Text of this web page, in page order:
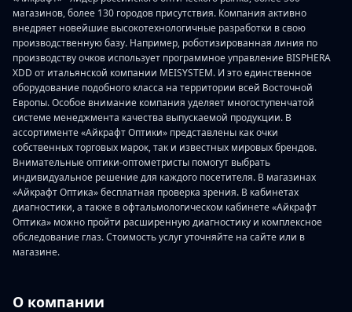
магазинов, более 130 городов присутствия. Компания активно
внедряет новейшие высокотехнологичные разработки в свою
производственную базу. Например, роботизированная линия по
производству очков использует программное управление BISPHERA
XDD от итальянской компании MEISYSTEM. И это единственное
оборудование подобного класса на территории всей Восточной
Европы. Особое внимание компания уделяет многоступенчатой
системе менеджмента качества выпускаемой продукции. В
ассортименте «Айкрафт Оптики» представлены как очки
собственных торговых марок, так и известных мировых брендов.
Внимательные оптики-оптометристы помогут выбрать
индивидуальное решение для каждого посетителя. В магазинах
«Айкрафт Оптика» бесплатная проверка зрения. В кабинетах
диагностики, а также в офтальмологическом кабинете «Айкрафт
Оптика» можно пройти расширенную диагностику и комплексное
обследование глаз. Стоимость услуг уточняйте на сайте или в
магазине.
О компании